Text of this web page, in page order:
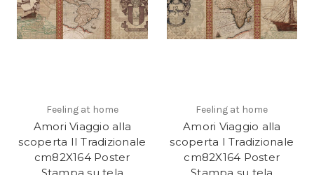
Feeling at home
Amori Viaggio alla
scoperta II Tradizionale
cm82X164 Poster
Feeling at home
Amori Viaggio alla
scoperta I Tradizionale
cm82X164 Poster